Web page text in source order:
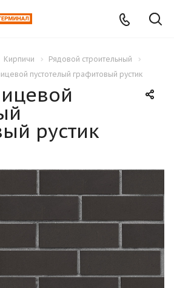
Кирпичи
Рядовой строительный
пустотелый графитовый рустик
рустик